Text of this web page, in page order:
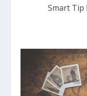
Smart Tip